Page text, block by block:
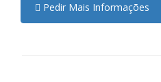
Pedir Mais Informações